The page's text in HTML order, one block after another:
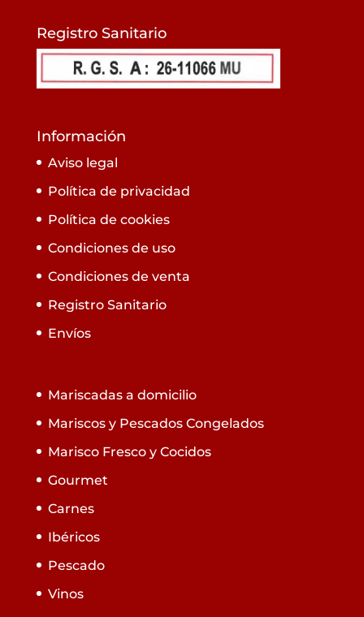
Registro Sanitario
Información
Aviso legal
Política de privacidad
Política de cookies
Condiciones de uso
Condiciones de venta
Registro Sanitario
Envíos
Mariscadas a domicilio
Mariscos y Pescados Congelados
Marisco Fresco y Cocidos
Gourmet
Carnes
Ibéricos
Pescado
Vinos